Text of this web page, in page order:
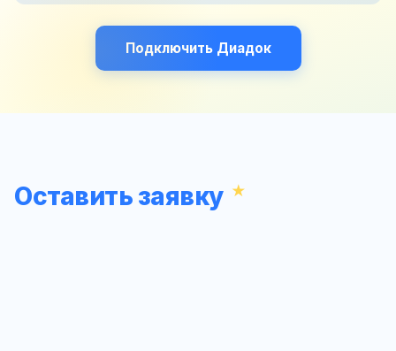
Подключить Диадок
Оставить заявку